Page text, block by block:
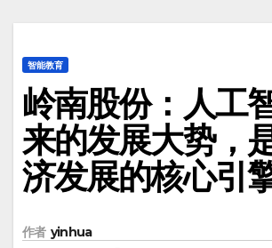
智能教育
岭南股份：人工
来的发展大势，
济发展的核心引
作者 yinhua